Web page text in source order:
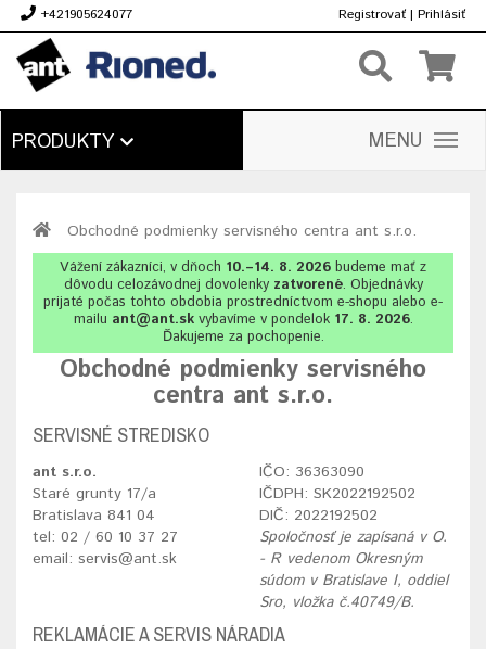
+421905624077 Registrovať | Prihlásiť
PRODUKTY MENU
Obchodné podmienky servisného centra ant s.r.o.
Vážení zákazníci, v dňoch 10.–14. 8. 2026 budeme mať z
dôvodu celozávodnej dovolenkyzatvorené. Objednávky
prijaté počas tohto obdobia prostredníctvom e-shopu alebo e-
mailu ant@ant.skvybavíme v pondelok 17. 8. 2026.
Ďakujeme za pochopenie.
Obchodné podmienky servisného
centra ant s.r.o.
SERVISNÉ STREDISKO
ant s.r.o.
Staré grunty 17/a
Bratislava 841 04
tel: 02 / 60 10 37 27
email: servis@ant.sk
IČO: 36363090
IČDPH: SK2022192502
DIČ: 2022192502
Spoločnosť je zapísaná v O.
- R vedenom Okresným
súdom v Bratislave I, oddiel
Sro, vložka č.40749/B.
REKLAMÁCIE A SERVIS NÁRADIA